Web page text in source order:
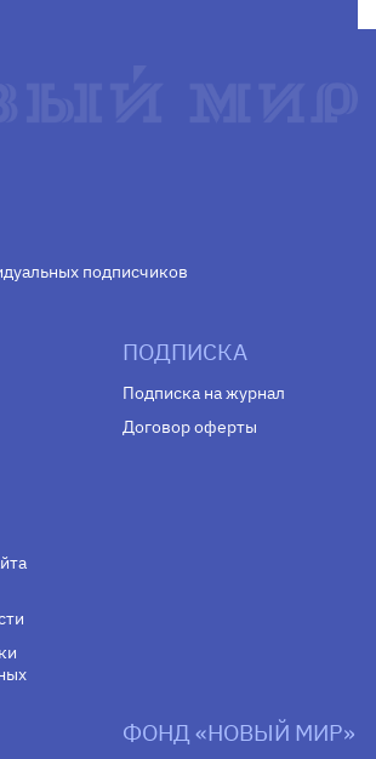
подписчиков
ПОДПИСКА
Подписка на журнал
Договор оферты
ФОНД «НОВЫЙ МИР»